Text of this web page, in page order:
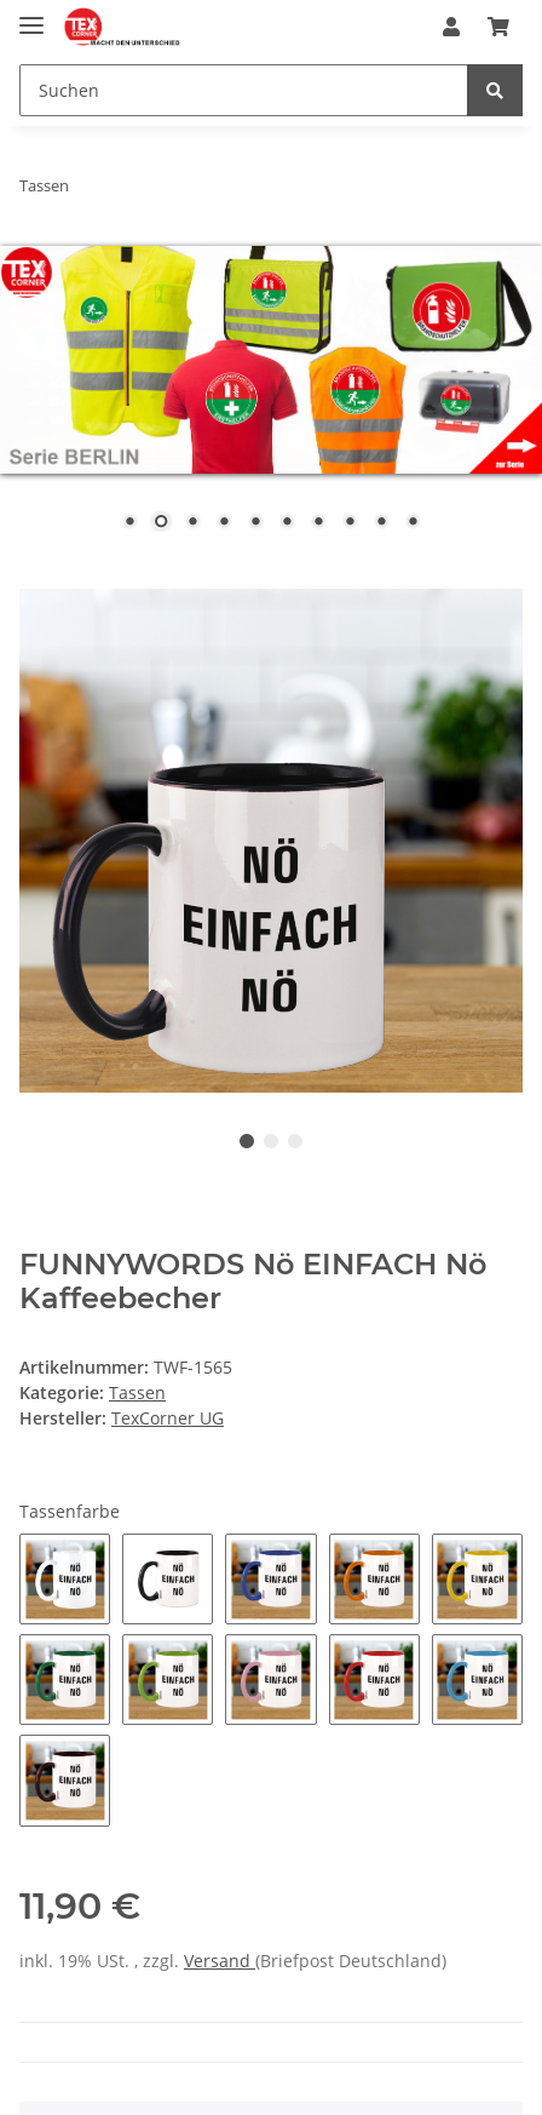
Tassen
FUNNYWORDS Nö EINFACH Nö
Kaffeebecher
Artikelnummer: TWF-1565
Kategorie: Tassen
Hersteller: TexCorner UG
Tassenfarbe
11,90 €
inkl. 19% USt. , zzgl. Versand (Briefpost Deutschland)